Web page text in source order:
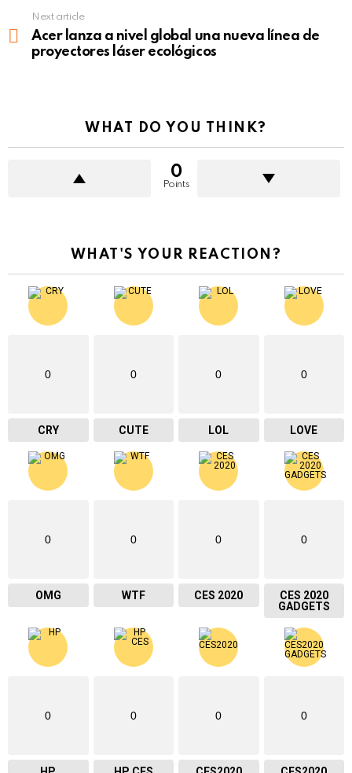
Next article
Acer lanza a nivel global una nueva línea de
proyectores láser ecológicos
WHAT DO YOU THINK?
0
Points
WHAT'S YOUR REACTION?
0
CRY
0
CUTE
0
LOL
0
LOVE
0
OMG
0
WTF
0
CES 2020
0
CES 2020
GADGETS
0 0 0 0